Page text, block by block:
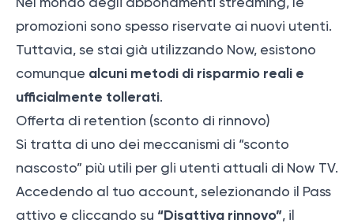
promozioni sono spesso riservate ai nuovi utenti.
Tuttavia, se stai già utilizzando Now, esistono
comunque alcuni metodi di risparmio reali e
ufficialmente tollerati.
Offerta di retention (sconto di rinnovo)
Si tratta di uno dei meccanismi di “sconto
nascosto” più utili per gli utenti attuali di Now TV.
Accedendo al tuo account, selezionando il Pass
attivo e cliccando su “Disattiva rinnovo”, il